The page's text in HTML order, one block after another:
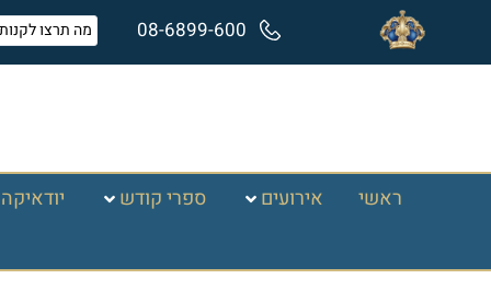
08-6899-600
ראשי אירועים ספרי קודש